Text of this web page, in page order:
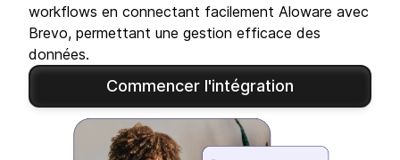
workflows en connectant facilement Aloware avec
Brevo, permettant une gestion efficace des
données.
Commencer l'intégration